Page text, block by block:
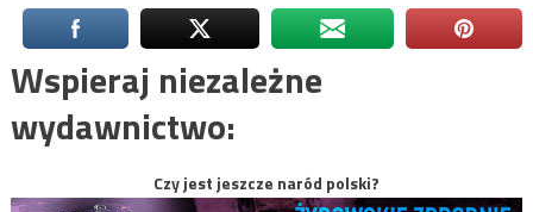
Wspieraj niezależne
wydawnictwo:
Czy jest jeszcze naród polski?